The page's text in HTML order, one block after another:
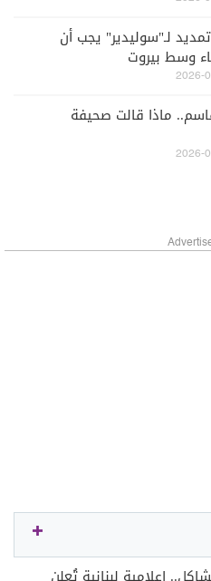
لـ"سوليدير" يجب أن
وسط بيروت
ماذا قالت صحيفة